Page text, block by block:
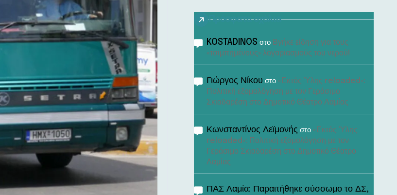
Πρόσφατα σχόλια
KOSTADINOS στο Βγήκε είδηση για τους
«τσιμπημένους» λογαριασμούς του νερού!
Γιώργος Νίκου στο «Εκτός Ύλης reloaded»:
Πολιτική εξομολόγηση με τον Γεράσιμο
Σκιαδαρέση στο Δημοτικό Θέατρο Λαμίας
Κωνσταντίνος Λεϊμονής στο «Εκτός Ύλης
reloaded»: Πολιτική εξομολόγηση με τον
Γεράσιμο Σκιαδαρέση στο Δημοτικό Θέατρο
Λαμίας
ΠΑΣ Λαμία: Παραιτήθηκε σύσσωμο το ΔΣ,